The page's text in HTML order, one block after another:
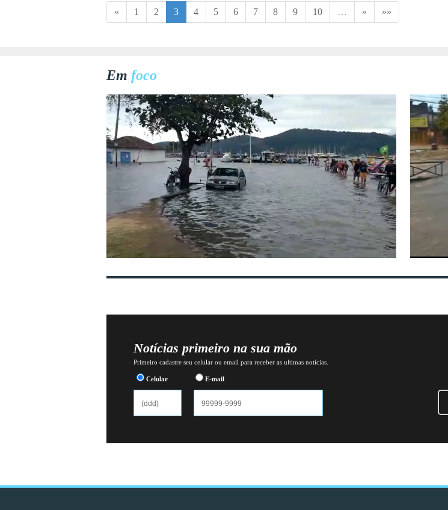
« 1 2 3 4 5 6 7 8 9 10 … » »»
Em foco
Notícias primeiro na sua mão
Primeiro cadastre seu celular ou email para receber as ultimas notícias.
Celular E-mail